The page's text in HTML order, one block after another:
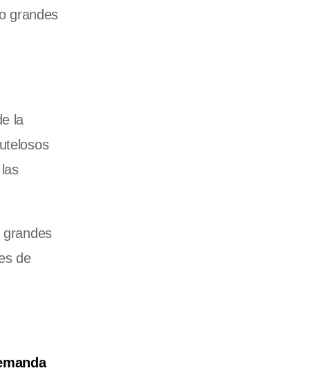
grandes
la
de